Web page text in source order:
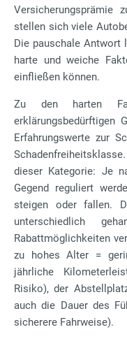
Versicherungsprämie
stellen sich viele
Die pauschale Antwort
harte und weiche
einfließen können.
Zu den harten
erklärungsbedürftigen
Erfahrungswerte zur
dieser Kategorie: Je
Gegend reguliert
steigen oder fallen.
unterschiedlich
Rabattmöglichkeiten
zu hohes Alter =
jährliche
Risiko), der
auch die Dauer des
sicherere Fahrweise).